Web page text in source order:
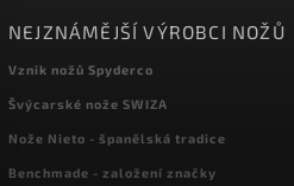
NEJZNÁMĚJŠÍ VÝROBCI NOŽŮ
Vznik nožů Spyderco
Švýcarské nože SWIZA
Nože Nieto - španělská tradice
Benchmade - založení značky